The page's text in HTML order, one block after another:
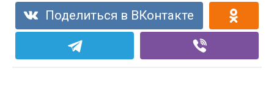
Поделиться в ВКонтакте